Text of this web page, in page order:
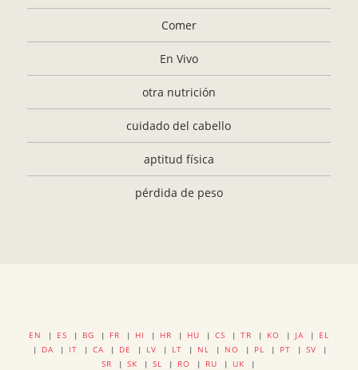
Comer
En Vivo
otra nutrición
cuidado del cabello
aptitud física
pérdida de peso
EN | ES | BG | FR | HI | HR | HU | CS | TR | KO | JA | EL
| DA | IT | CA | DE | LV | LT | NL | NO | PL | PT | SV |
SR | SK | SL | RO | RU | UK |